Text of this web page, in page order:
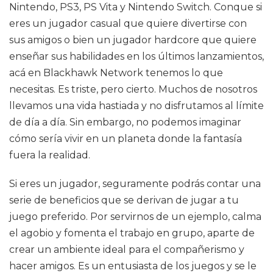
Nintendo, PS3, PS Vita y Nintendo Switch. Conque si
eres un jugador casual que quiere divertirse con
sus amigos o bien un jugador hardcore que quiere
enseñar sus habilidades en los últimos lanzamientos,
acá en Blackhawk Network tenemos lo que
necesitas. Es triste, pero cierto. Muchos de nosotros
llevamos una vida hastiada y no disfrutamos al límite
de día a día. Sin embargo, no podemos imaginar
cómo sería vivir en un planeta donde la fantasía
fuera la realidad.
Si eres un jugador, seguramente podrás contar una
serie de beneficios que se derivan de jugar a tu
juego preferido. Por servirnos de un ejemplo, calma
el agobio y fomenta el trabajo en grupo, aparte de
crear un ambiente ideal para el compañerismo y
hacer amigos. Es un entusiasta de los juegos y se le